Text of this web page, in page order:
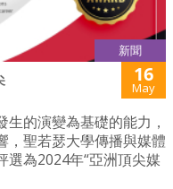
新聞
16
May
的演變為基礎的能力，
，聖若瑟大學傳播與媒體
選為2024年“亞洲頂尖媒